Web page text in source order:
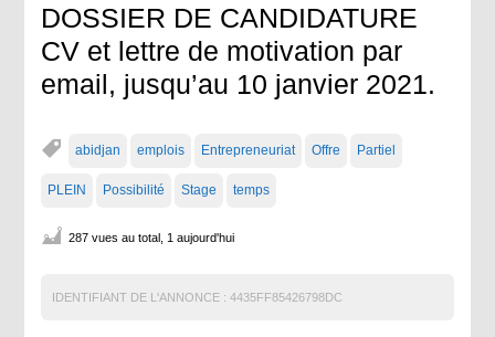
DOSSIER DE CANDIDATURE
CV et lettre de motivation par
email, jusqu’au 10 janvier 2021.
abidjan emplois Entrepreneuriat Offre Partiel
PLEIN Possibilité Stage temps
287 vues au total, 1 aujourd'hui
IDENTIFIANT DE L'ANNONCE : 4435FF85426798DC